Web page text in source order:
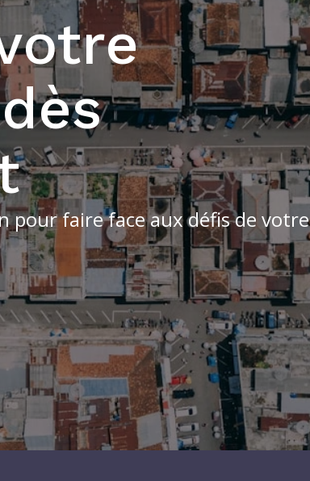
pour faire face aux défis de votre